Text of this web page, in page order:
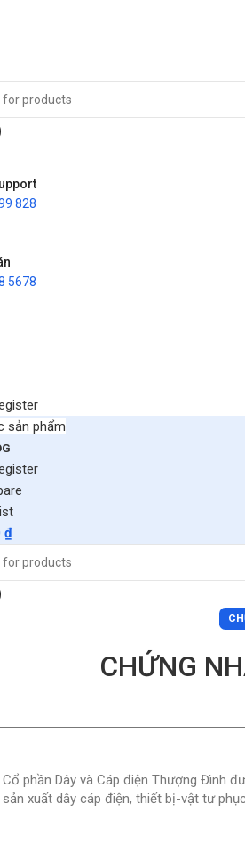
828
5678
sản phẩm
₫
CHỨNG
phần Dây và Cáp điện Thượng Đình
xuất dây cáp điện, thiết bị-vật tư